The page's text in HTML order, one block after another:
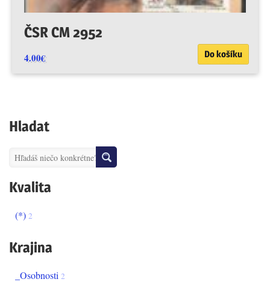
ČSR CM 2952
4.00€ Do košíku
Hladat
Kvalita
(*) 2
Krajina
_Osobnosti 2